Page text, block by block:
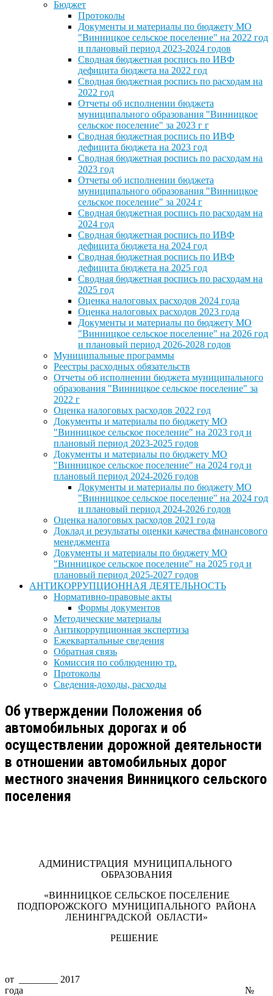
Бюджет
Протоколы
Документы и материалы по бюджету МО
"Винницкое сельское поселение" на 2022 год
и плановый период 2023-2024 годов
Сводная бюджетная роспись по ИВФ
дефицита бюджета на 2022 год
Сводная бюджетная роспись по расходам на
2022 год
Отчеты об исполнении бюджета
муниципального образования "Винницкое
сельское поселение" за 2023 г г
Сводная бюджетная роспись по ИВФ
дефицита бюджета на 2023 год
Сводная бюджетная роспись по расходам на
2023 год
Отчеты об исполнении бюджета
муниципального образования "Винницкое
сельское поселение" за 2024 г
Сводная бюджетная роспись по расходам на
2024 год
Сводная бюджетная роспись по ИВФ
дефицита бюджета на 2024 год
Сводная бюджетная роспись по ИВФ
дефицита бюджета на 2025 год
Сводная бюджетная роспись по расходам на
2025 год
Оценка налоговых расходов 2024 года
Оценка налоговых расходов 2023 года
Документы и материалы по бюджету МО
"Винницкое сельское поселение" на 2026 год
и плановый период 2026-2028 годов
Муниципальные программы
Реестры расходных обязательств
Отчеты об исполнении бюджета муниципального
образования "Винницкое сельское поселение" за
2022 г
Оценка налоговых расходов 2022 год
Документы и материалы по бюджету МО
"Винницкое сельское поселение" на 2023 год и
плановый период 2023-2025 годов
Документы и материалы по бюджету МО
"Винницкое сельское поселение" на 2024 год и
плановый период 2024-2026 годов
Документы и материалы по бюджету МО
"Винницкое сельское поселение" на 2024 год
и плановый период 2024-2026 годов
Оценка налоговых расходов 2021 года
Доклад и результаты оценки качества финансового
менеджмента
Документы и материалы по бюджету МО
"Винницкое сельское поселение" на 2025 год и
плановый период 2025-2027 годов
АНТИКОРРУПЦИОННАЯ ДЕЯТЕЛЬНОСТЬ
Нормативно-правовые акты
Формы документов
Методические материалы
Антикоррупционная экспертиза
Ежеквартальные сведения
Обратная связь
Комиссия по соблюдению тр.
Протоколы
Сведения-доходы, расходы
Об утверждении Положения об
автомобильных дорогах и об
осуществлении дорожной деятельности
в отношении автомобильных дорог
местного значения Винницкого сельского
поселения
АДМИНИСТРАЦИЯ МУНИЦИПАЛЬНОГО
ОБРАЗОВАНИЯ
«ВИННИЦКОЕ СЕЛЬСКОЕ ПОСЕЛЕНИЕ
ПОДПОРОЖСКОГО МУНИЦИПАЛЬНОГО РАЙОНА
ЛЕНИНГРАДСКОЙ ОБЛАСТИ»
РЕШЕНИЕ
от ________ 2017
года №